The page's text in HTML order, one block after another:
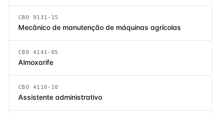
CBO 9131-15
Mecânico de manutenção de máquinas agrícolas
CBO 4141-05
Almoxarife
CBO 4110-10
Assistente administrativo